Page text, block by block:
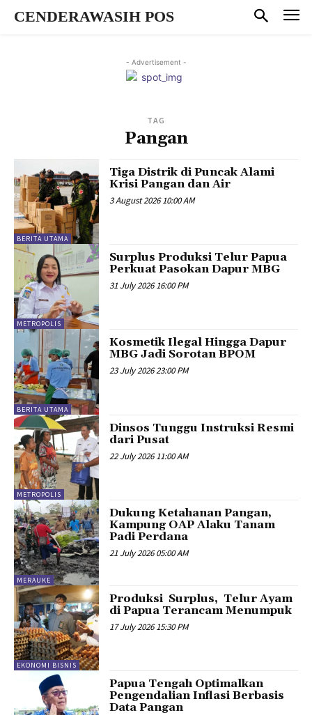
CENDERAWASIH POS
- Advertisement -
TAG
Pangan
BERITA UTAMA
Tiga Distrik di Puncak Alami
Krisi Pangan dan Air
3 August 2026 10:00 AM
METROPOLIS
Surplus Produksi Telur Papua
Perkuat Pasokan Dapur MBG
31 July 2026 16:00 PM
BERITA UTAMA
Kosmetik Ilegal Hingga Dapur
MBG Jadi Sorotan BPOM
23 July 2026 23:00 PM
METROPOLIS
Dinsos Tunggu Instruksi Resmi
dari Pusat
22 July 2026 11:00 AM
MERAUKE
Dukung Ketahanan Pangan,
Kampung OAP Alaku Tanam
Padi Perdana
21 July 2026 05:00 AM
EKONOMI BISNIS
Produksi Surplus, Telur Ayam
di Papua Terancam Menumpuk
17 July 2026 15:30 PM
Papua Tengah Optimalkan
Pengendalian Inflasi Berbasis
Data Pangan